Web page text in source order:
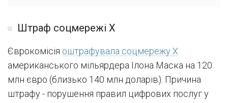
Штраф соцмережі Х
Єврокомісія оштрафувала соцмережу X
американського мільярдера Ілона Маска на 120
млн євро (близько 140 млн доларів). Причина
штрафу - порушення правил цифрових послуг у